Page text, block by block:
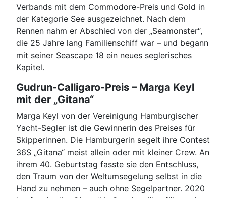
Verbands mit dem Commodore-Preis und Gold in
der Kategorie See ausgezeichnet. Nach dem
Rennen nahm er Abschied von der „Seamonster“,
die 25 Jahre lang Familienschiff war – und begann
mit seiner Seascape 18 ein neues seglerisches
Kapitel.
Gudrun-Calligaro-Preis – Marga Keyl
mit der „Gitana“
Marga Keyl von der Vereinigung Hamburgischer
Yacht-Segler ist die Gewinnerin des Preises für
Skipperinnen. Die Hamburgerin segelt ihre Contest
36S „Gitana“ meist allein oder mit kleiner Crew. An
ihrem 40. Geburtstag fasste sie den Entschluss,
den Traum von der Weltumsegelung selbst in die
Hand zu nehmen – auch ohne Segelpartner. 2020